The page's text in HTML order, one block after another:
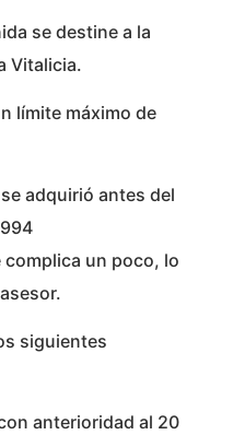
se destine a la
Vitalicia.
límite máximo de
adquirió antes del
complica un poco, lo
siguientes
anterioridad al 20